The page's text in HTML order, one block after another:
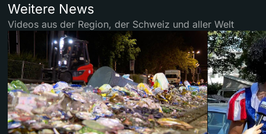
Weitere News
Videos aus der Region, der Schweiz und aller Welt